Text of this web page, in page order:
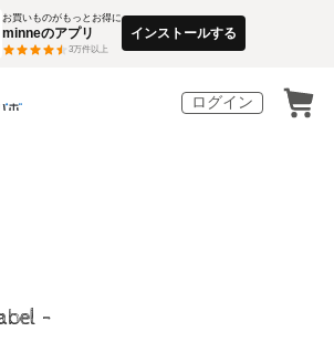
お買いものがもっとお得に
minneのアプリ
3万件以上
インストールする
ログイン
-